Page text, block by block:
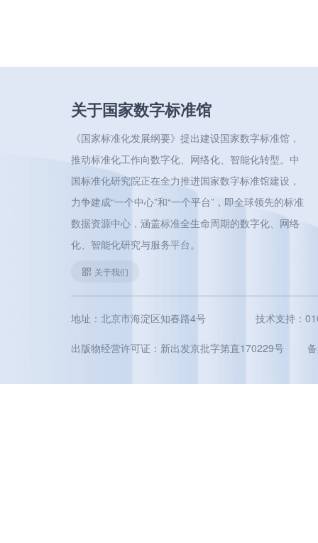
关于国家数字标准馆
《国家标准化发展纲要》提出建设国家数字标准馆，
推动标准化工作向数字化、网络化、智能化转型。中
国标准化研究院正在全力推进国家数字标准馆建设，
力争建成“一个中心”和“一个平台”，即全球领先的标准
数据资源中心，涵盖标准全生命周期的数字化、网络
化、智能化研究与服务平台。
关于我们
地址：北京市海淀区知春路4号 技术支持：
出版物经营许可证：新出发京批字第直170229号